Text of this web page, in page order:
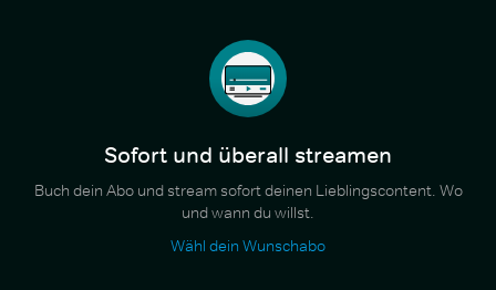
Sofort und überall streamen
Buch dein Abo und stream sofort deinen Lieblingscontent. Wo
und wann du willst.
Wähl dein Wunschabo